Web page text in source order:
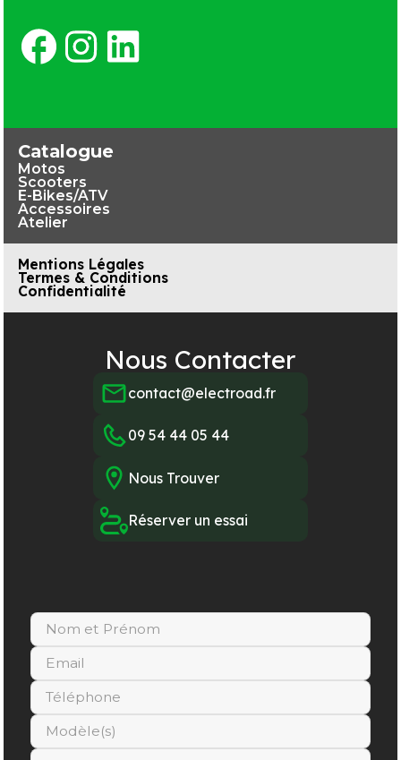
Catalogue
Motos
Scooters
E-Bikes/ATV
Accessoires
Atelier
Mentions Légales
Termes & Conditions
Confidentialité
Nous Contacter
contact@electroad.fr
09 54 44 05 44
Nous Trouver
Réserver un essai